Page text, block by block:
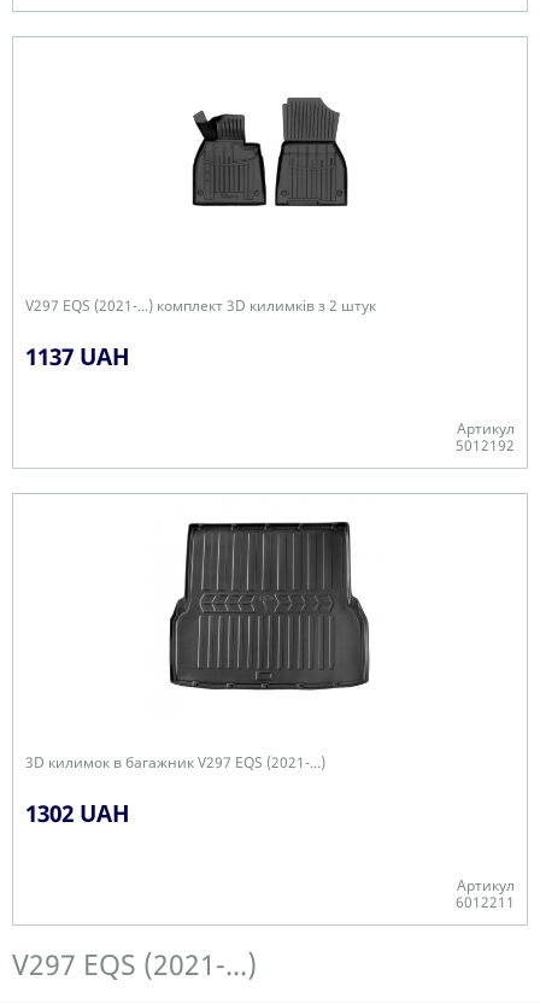
V297 EQS (2021-...) комплект 3D килимків з 2 штук
1137 UAH
Артикул
5012192
3D килимок в багажник V297 EQS (2021-...)
1302 UAH
Артикул
6012211
V297 EQS (2021-...)